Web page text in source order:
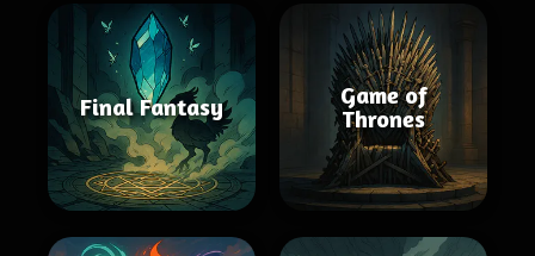
Final Fantasy
Game of
Thrones